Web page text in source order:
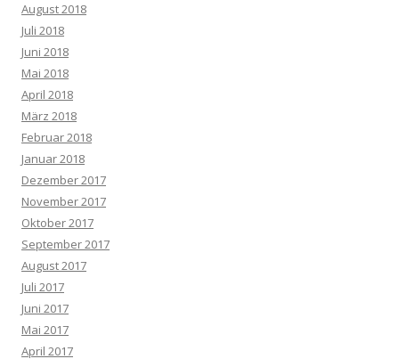
August 2018
Juli 2018
Juni 2018
Mai 2018
April 2018
März 2018
Februar 2018
Januar 2018
Dezember 2017
November 2017
Oktober 2017
September 2017
August 2017
Juli 2017
Juni 2017
Mai 2017
April 2017